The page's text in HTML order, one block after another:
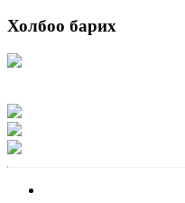
Холбоо барих